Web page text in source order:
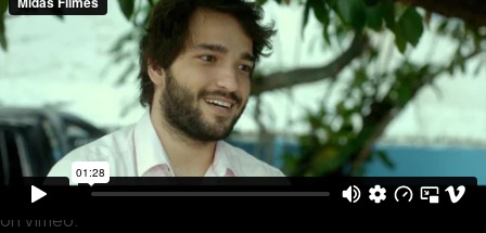
AQUARIUS de Kleber Mendonça Filho trailer fromMidas Filmes
on Vimeo.